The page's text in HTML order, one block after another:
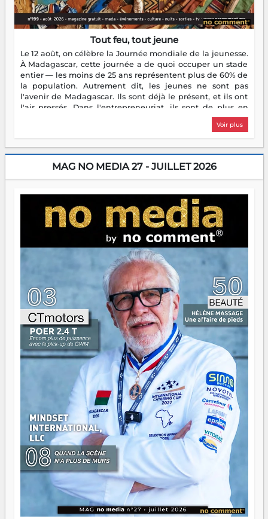
Tout feu, tout jeune
Le 12 août, on célèbre la Journée mondiale de la jeunesse.
À Madagascar, cette journée a de quoi occuper un stade
entier — les moins de 25 ans représentent plus de 60% de
la population. Autrement dit, les jeunes ne sont pas
l'avenir de Madagascar. Ils sont déjà le présent, et ils ont
l'air pressés. Dans l'entrepreneuriat, ils sont de plus en
plus nombreux à se lancer, à créer, à risquer — souvent
sans filet, souvent sans aide, mais toujours avec cette
dorment vraiment la nuit. En culture, les nouvelles sont
encore meilleures. Aina Rasamoelina vient de décrocher le
Prix RFI Instrumental Afrique. Miangaly Elia rafle le Prix
jeunes qui tiennent la torche. Alors oui, on pourrait
s'arrêter là, applaudir et rentrer chez soi satisfait. Mais ce
serait passer à côté d'une chose essentielle. La fougue, ça
brûle fort — et parfois, ça brûle vite. Une flamme sans
direction peut éclairer autant qu'elle peut consumer. C'est
là que les aînés entrent en scène — pas pour reprendre le
gouvernail, mais pour montrer où sont les récifs. Les jeunes
ont la force, les vieux ont l'expérience, comme on dit. Ce
n'est pas un combat de générations — c'est une question
d'équipage. Partagez vos réussites, mais aussi vos échecs.
Surtout vos échecs, d'ailleurs — ils enseignent mieux que
n'importe quel manuel. À Madagascar, la barque avance.
Il faut juste s'assurer que tout le monde rame dans le
même sens.
Voir plus
MAG NO MEDIA 27 - JUILLET 2026